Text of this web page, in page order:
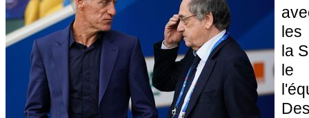
les
la
le